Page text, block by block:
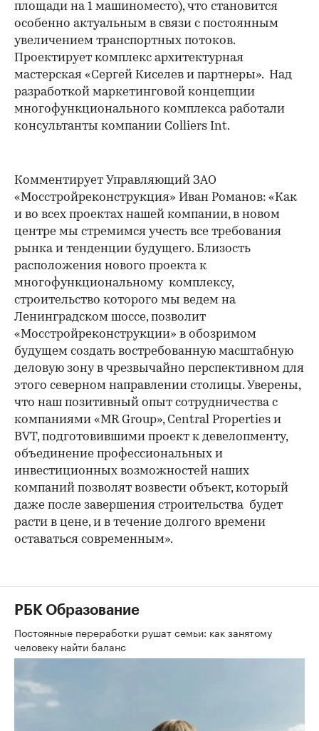
площади на 1 машиноместо), что становится
особенно актуальным в связи с постоянным
увеличением транспортных потоков.
Проектирует комплекс архитектурная
мастерская «Сергей Киселев и партнеры». Над
разработкой маркетинговой концепции
многофункционального комплекса работали
консультанты компании Colliers Int.
Комментирует Управляющий ЗАО
«Мосстройреконструкция» Иван Романов: «Как
и во всех проектах нашей компании, в новом
центре мы стремимся учесть все требования
рынка и тенденции будущего. Близость
расположения нового проекта к
многофункциональному комплексу,
строительство которого мы ведем на
Ленинградском шоссе, позволит
«Мосстройреконструкции» в обозримом
будущем создать востребованную масштабную
деловую зону в чрезвычайно перспективном для
этого северном направлении столицы. Уверены,
что наш позитивный опыт сотрудничества с
компаниями «MR Group», Central Properties и
BVT, подготовившими проект к девелопменту,
объединение профессиональных и
инвестиционных возможностей наших
компаний позволят возвести объект, который
даже после завершения строительства будет
расти в цене, и в течение долгого времени
оставаться современным».
РБК Образование
Постоянные переработки рушат семьи: как занятому
человеку найти баланс